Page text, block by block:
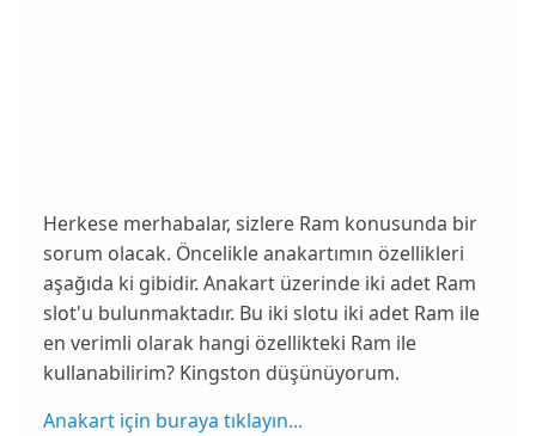
Herkese merhabalar, sizlere Ram konusunda bir
sorum olacak. Öncelikle anakartımın özellikleri
aşağıda ki gibidir. Anakart üzerinde iki adet Ram
slot'u bulunmaktadır. Bu iki slotu iki adet Ram ile
en verimli olarak hangi özellikteki Ram ile
kullanabilirim? Kingston düşünüyorum.
Anakart için buraya tıklayın...